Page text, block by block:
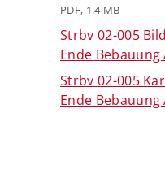
PDF, 1.4 MB
Strbv 02-005
Ende Bebauung
Strbv 02-005
Ende Bebauung